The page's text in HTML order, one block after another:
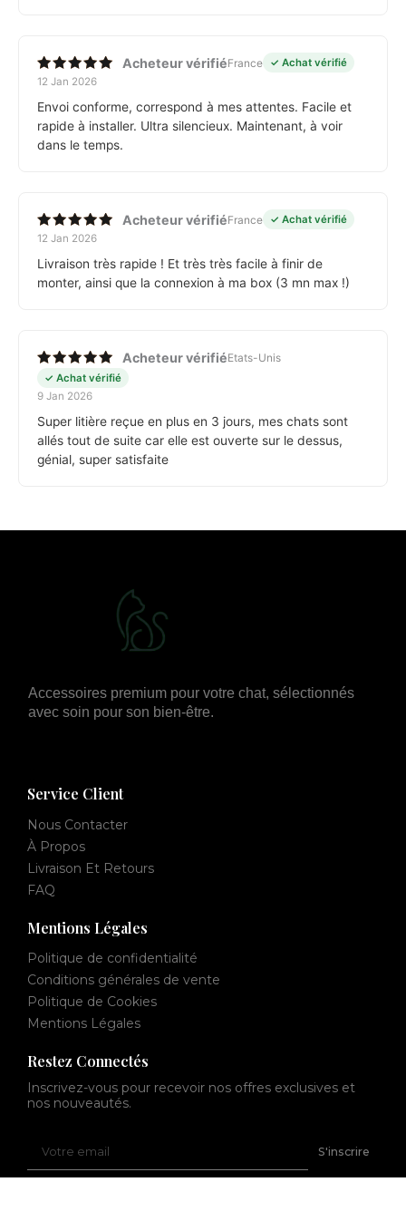
Note5
Acheteur vérifiéFrance
✓ Achat vérifié
12 Jan 2026
Envoi conforme, correspond à mes attentes. Facile et
rapide à installer. Ultra silencieux. Maintenant, à voir
dans le temps.
Note5
Acheteur vérifiéFrance
✓ Achat vérifié
12 Jan 2026
Livraison très rapide ! Et très très facile à finir de
monter, ainsi que la connexion à ma box (3 mn max !)
Note5
sur 5
Acheteur vérifiéEtats-Unis
✓ Achat vérifié
9 Jan 2026
Super litière reçue en plus en 3 jours, mes chats sont
allés tout de suite car elle est ouverte sur le dessus,
génial, super satisfaite
Accessoires premium pour votre chat, sélectionnés
avec soin pour son bien-être.
Service Client
Nous Contacter
À Propos
Livraison Et Retours
FAQ
Mentions Légales
Politique de confidentialité
Conditions générales de vente
Politique de Cookies
Mentions Légales
Restez Connectés
Inscrivez-vous pour recevoir nos offres exclusives et
nos nouveautés.
email
S'inscrire